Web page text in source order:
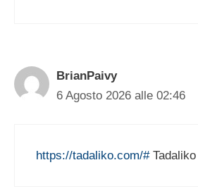
BrianPaivy
6 Agosto 2026 alle 02:46
https://tadaliko.com/#Tadaliko